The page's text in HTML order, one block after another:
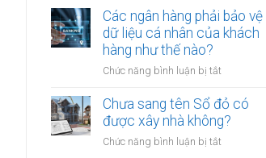
bao
nhiêu?
có
bắt
tại
UBND
cấp
định
thu
có
lực
bao
Các ngân hàng phải bảo vệ
dữ liệu cá nhân của khách
hàng như thế nào?
Chức năng bình luận bị tắt
ngân
hàng
phải
bảo
Chưa sang tên Sổ đỏ có
được xây nhà không?
Chức năng bình luận bị tắt